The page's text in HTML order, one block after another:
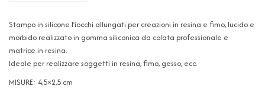
Stampo in silicone Fiocchi allungati per creazioni in resina e fimo, lucido e
morbido realizzato in gomma siliconica da colata professionale e
matrice in resina.
Ideale per realizzare soggetti in resina, fimo, gesso, ecc.
MISURE: 4,5×2,5 cm